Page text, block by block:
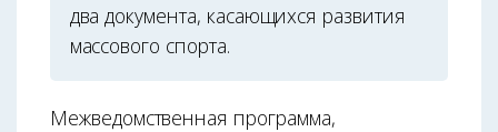
два документа, касающихся развития
массового спорта.
Межведомственная программа,